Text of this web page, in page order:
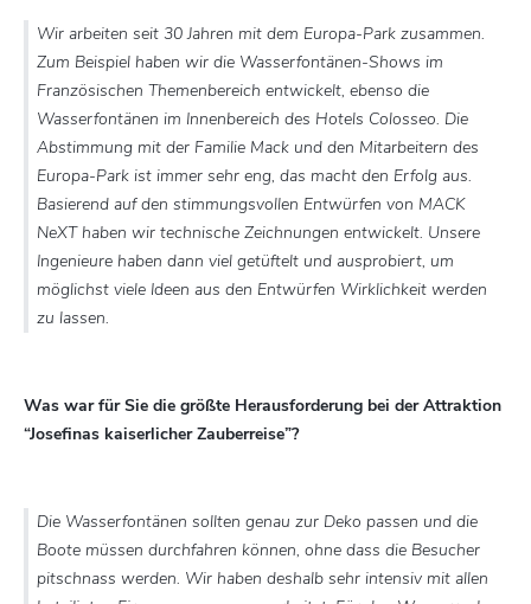
Wir arbeiten seit 30 Jahren mit dem Europa-Park zusammen.
Zum Beispiel haben wir die Wasserfontänen-Shows im
Französischen Themenbereich entwickelt, ebenso die
Wasserfontänen im Innenbereich des Hotels Colosseo. Die
Abstimmung mit der Familie Mack und den Mitarbeitern des
Europa-Park ist immer sehr eng, das macht den Erfolg aus.
Basierend auf den stimmungsvollen Entwürfen von MACK
NeXT haben wir technische Zeichnungen entwickelt. Unsere
Ingenieure haben dann viel getüftelt und ausprobiert, um
möglichst viele Ideen aus den Entwürfen Wirklichkeit werden
zu lassen.
Was war für Sie die größte Herausforderung bei der Attraktion
“Josefinas kaiserlicher Zauberreise”?
Die Wasserfontänen sollten genau zur Deko passen und die
Boote müssen durchfahren können, ohne dass die Besucher
pitschnass werden. Wir haben deshalb sehr intensiv mit allen